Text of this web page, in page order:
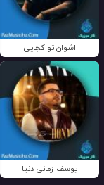
اشوان تو کجایی
یوسف زمانی دنیا